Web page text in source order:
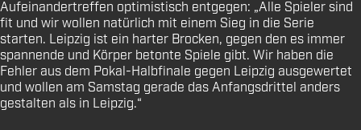
Aufeinandertreffen optimistisch entgegen: „Alle Spieler sind
fit und wir wollen natürlich mit einem Sieg in die Serie
starten. Leipzig ist ein harter Brocken, gegen den es immer
spannende und Körper betonte Spiele gibt. Wir haben die
Fehler aus dem Pokal-Halbfinale gegen Leipzig ausgewertet
und wollen am Samstag gerade das Anfangsdrittel anders
gestalten als in Leipzig.“